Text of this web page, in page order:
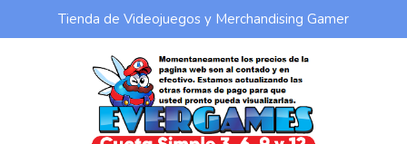
Tienda de Videojuegos y Merchandising Gamer